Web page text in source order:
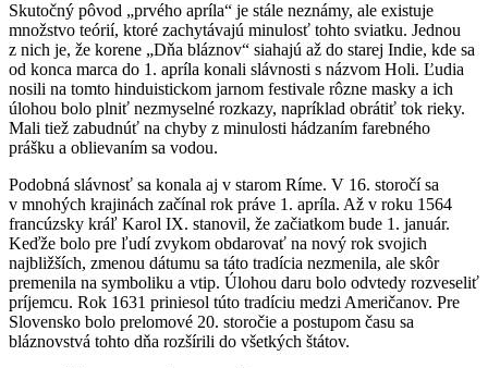
Skutočný pôvod „prvého apríla“ je stále neznámy, ale existuje
množstvo teórií, ktoré zachytávajú minulosť tohto sviatku. Jednou
z nich je, že korene „Dňa bláznov“ siahajú až do starej Indie, kde sa
od konca marca do 1. apríla konali slávnosti s názvom Holi. Ľudia
nosili na tomto hinduistickom jarnom festivale rôzne masky a ich
úlohou bolo plniť nezmyselné rozkazy, napríklad obrátiť tok rieky.
Mali tiež zabudnúť na chyby z minulosti hádzaním farebného
prášku a oblievaním sa vodou.
Podobná slávnosť sa konala aj v starom Ríme. V 16. storočí sa
v mnohých krajinách začínal rok práve 1. apríla. Až v roku 1564
francúzsky kráľ Karol IX. stanovil, že začiatkom bude 1. január.
Keďže bolo pre ľudí zvykom obdarovať na nový rok svojich
najbližších, zmenou dátumu sa táto tradícia nezmenila, ale skôr
premenila na symboliku a vtip. Úlohou daru bolo odvtedy rozveseliť
príjemcu. Rok 1631 priniesol túto tradíciu medzi Američanov. Pre
Slovensko bolo prelomové 20. storočie a postupom času sa
bláznovstvá tohto dňa rozšírili do všetkých štátov.